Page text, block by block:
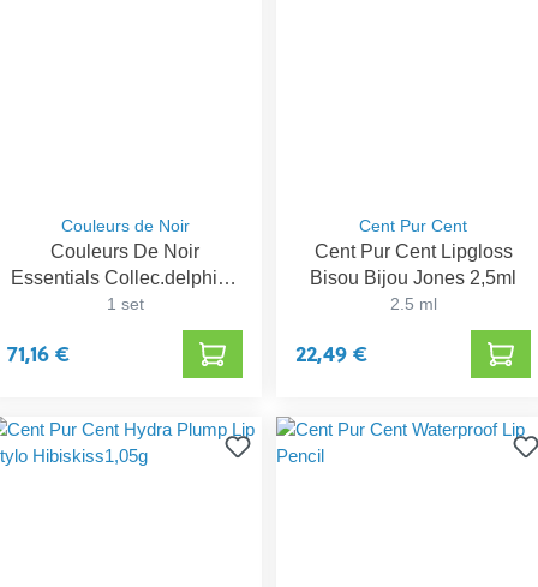
Couleurs de Noir
Couleurs De Noir
Essentials Collec.delphine
4prod.
1 set
71,16 €
Cent Pur Cent
Cent Pur Cent Lipgloss
Bisou Bijou Jones 2,5ml
2.5 ml
22,49 €